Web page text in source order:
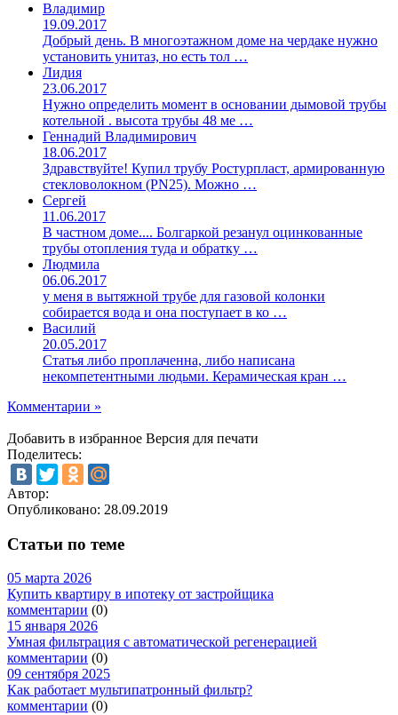
Владимир
19.09.2017
Добрый день. В многоэтажном доме на чердаке нужно
установить унитаз, но есть тол …
Лидия
23.06.2017
Нужно определить момент в основании дымовой трубы
котельной . высота трубы 48 ме …
Геннадий Владимирович
18.06.2017
Здравствуйте! Купил трубу Ростурпласт, армированную
стекловолокном (PN25). Можно …
Сергей
11.06.2017
В частном доме.... Болгаркой резанул оцинкованные
трубы отопления туда и обратку …
Людмила
06.06.2017
у меня в вытяжной трубе для газовой колонки
собирается вода и она поступает в ко …
Василий
20.05.2017
Статья либо проплаченна, либо написана
некомпетентными людьми. Керамическая кран …
Комментарии »
Добавить в избранное Версия для печати
Поделитесь:
Автор:
Опубликовано: 28.09.2019
Статьи по теме
05 марта 2026
Купить квартиру в ипотеку от застройщика
комментарии (0)
15 января 2026
Умная фильтрация с автоматической регенерацией
комментарии (0)
09 сентября 2025
Как работает мультипатронный фильтр?
комментарии (0)